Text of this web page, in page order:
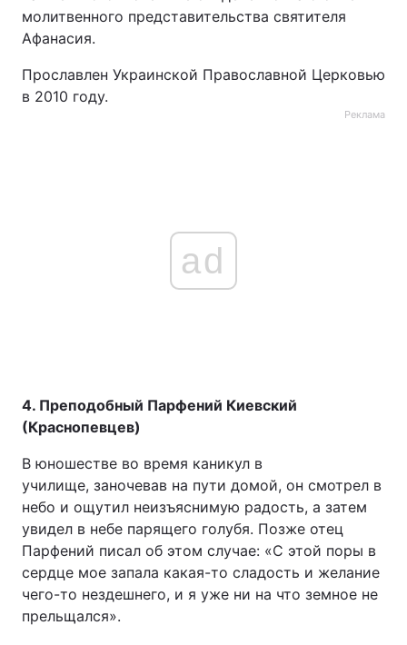
молитвенного представительства святителя
Афанасия.
Прославлен Украинской Православной Церковью
в 2010 году.
Реклама
ad
4. Преподобный Парфений Киевский
(Краснопевцев)
В юношестве во время каникул в
училище, заночевав на пути домой, он смотрел в
небо и ощутил неизъяснимую радость, а затем
увидел в небе парящего голубя. Позже отец
Парфений писал об этом случае: «С этой поры в
сердце мое запала какая-то сладость и желание
чего-то нездешнего, и я уже ни на что земное не
прельщался».